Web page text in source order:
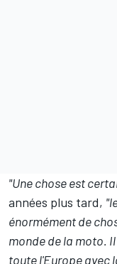
"Une chose est
années plus tard,
énormément de
monde de la moto.
toute l'Europe avec